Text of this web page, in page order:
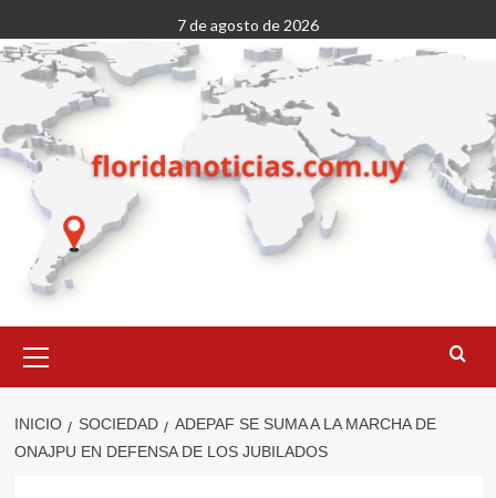
al
contenido
7 de agosto de 2026
primario
INICIO SOCIEDAD
ADEPAF SE SUMA A LA MARCHA DE
ONAJPU EN DEFENSA DE LOS JUBILADOS